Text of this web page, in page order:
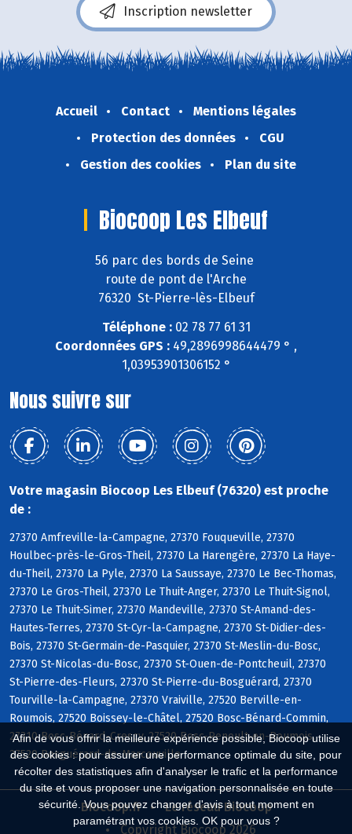
Afin de vous offrir la meilleure expérience possible, Biocoop utilise
des cookies : pour assurer une performance optimale du site, pour
récolter des statistiques afin d'analyser le trafic et la performance
du site et vous proposer une navigation personnalisée en toute
sécurité. Vous pouvez changer d'avis à tout moment en
paramétrant vos cookies. OK pour vous ?
Inscription newsletter
Accueil Contact
Mentions légales
Protection des données
CGU
Gestion des cookies
Plan du site
Biocoop Les Elbeuf
56 parc des bords de Seine
route de pont de l'Arche
76320 St-Pierre-lès-Elbeuf
Téléphone :02 78 77 61 31
Coordonnées GPS : 49,2896998644479 ° ,
1,03953901306152 °
Nous suivre sur
Votre magasin Biocoop Les Elbeuf (76320) est proche
de :
27370 Amfreville-la-Campagne, 27370 Fouqueville, 27370
Houlbec-près-le-Gros-Theil, 27370 La Harengère, 27370 La Haye-
du-Theil, 27370 La Pyle, 27370 La Saussaye, 27370 Le Bec-Thomas,
27370 Le Gros-Theil, 27370 Le Thuit-Anger, 27370 Le Thuit-Signol,
27370 Le Thuit-Simer, 27370 Mandeville, 27370 St-Amand-des-
Hautes-Terres, 27370 St-Cyr-la-Campagne, 27370 St-Didier-des-
Bois, 27370 St-Germain-de-Pasquier, 27370 St-Meslin-du-Bosc,
27370 St-Nicolas-du-Bosc, 27370 St-Ouen-de-Pontcheuil, 27370
St-Pierre-des-Fleurs, 27370 St-Pierre-du-Bosguérard, 27370
Tourville-la-Campagne, 27370 Vraiville, 27520 Berville-en-
Roumois, 27520 Boissey-le-Châtel, 27520 Bosc-Bénard-Commin,
27310 Bosc-Bénard-Crescy, 27520 Bosc-Renoult-en-Roumois,
27520 Bosguérard-de-Marcouville
Biocoop.fr
Le réseau Biocoop
Copyright Biocoop 2026